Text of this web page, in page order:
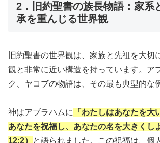
2．旧約聖書の族長物語：家系
承を重んじる世界観
旧約聖書の世界観は、家族と先祖を大切
観と非常に近い構造を持っています。ア
ク、ヤコブの物語は、その最も典型的な
神はアブラハムに
「わたしはあなたを大
あなたを祝福し、あなたの名を大きくし
12:2）
と語られました。この祝福は、個